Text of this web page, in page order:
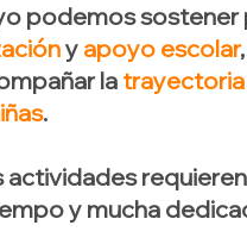
podemos sostener
y apoyo escolar,
la
.
actividades
y mucha